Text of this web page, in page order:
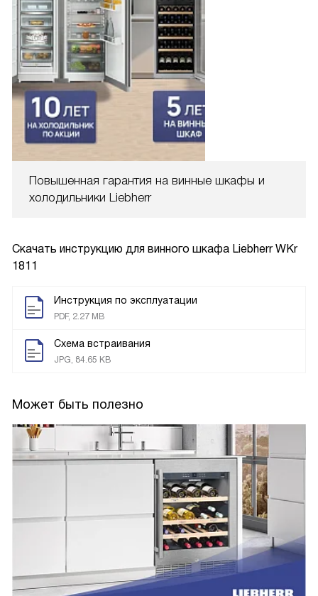
Повышенная гарантия на винные шкафы и
холодильники Liebherr
Скачать инструкцию для винного шкафа Liebherr WKr
1811
Инструкция по эксплуатации
PDF, 2.27 MB
Схема встраивания
JPG, 84.65 KB
Может быть полезно